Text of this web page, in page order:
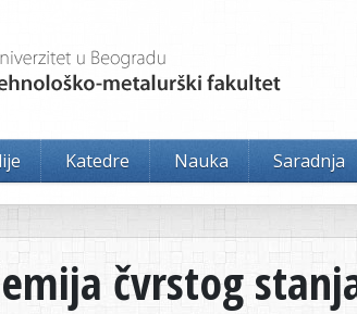
Katedre Nauka Saradnja
čvrstog